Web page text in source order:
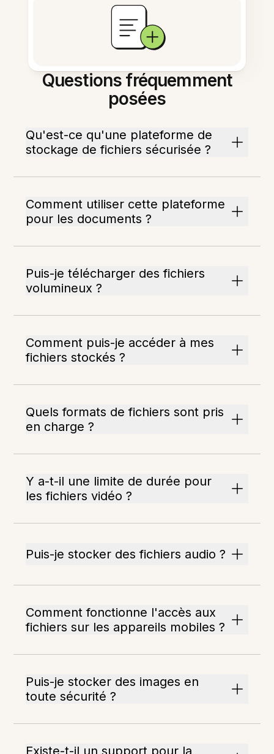
Questions fréquemment
posées
Qu'est-ce qu'une plateforme de
stockage de fichiers sécurisée ?
Comment utiliser cette plateforme
pour les documents ?
Puis-je télécharger des fichiers
volumineux ?
Comment puis-je accéder à mes
fichiers stockés ?
Quels formats de fichiers sont pris
en charge ?
Y a-t-il une limite de durée pour
les fichiers vidéo ?
Puis-je stocker des fichiers audio ?
Comment fonctionne l'accès aux
fichiers sur les appareils mobiles ?
Puis-je stocker des images en
toute sécurité ?
Existe-t-il un support pour la